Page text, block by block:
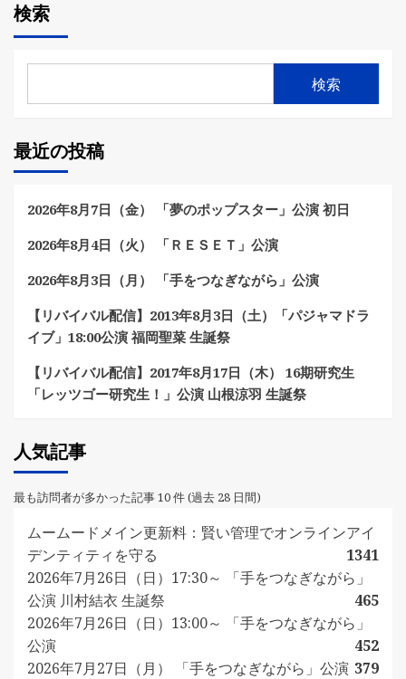
検索
検索
最近の投稿
2026年8月7日（金） 「夢のポップスター」公演 初日
2026年8月4日（火） 「ＲＥＳＥＴ」公演
2026年8月3日（月） 「手をつなぎながら」公演
【リバイバル配信】2013年8月3日（土）「パジャマドラ
イブ」18:00公演 福岡聖菜 生誕祭
【リバイバル配信】2017年8月17日（木） 16期研究生
「レッツゴー研究生！」公演 山根涼羽 生誕祭
人気記事
最も訪問者が多かった記事 10 件 (過去 28 日間)
ムームードメイン更新料：賢い管理でオンラインアイ
デンティティを守る
1341
2026年7月26日（日）17:30～ 「手をつなぎながら」
公演 川村結衣 生誕祭
465
2026年7月26日（日）13:00～ 「手をつなぎながら」
公演
452
2026年7月27日（月） 「手をつなぎながら」公演 379